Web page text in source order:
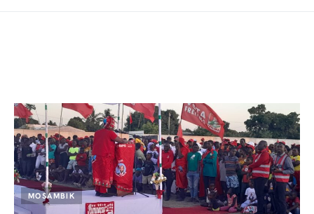
MOSAMBIK